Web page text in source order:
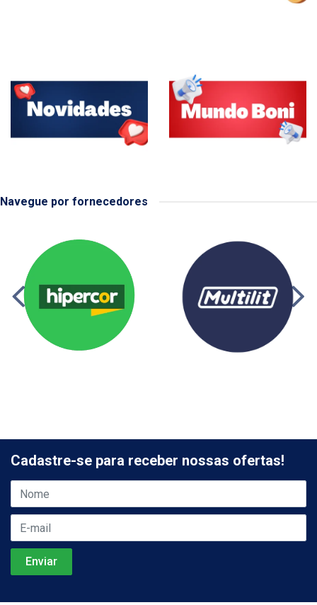
Navegue por fornecedores
Cadastre-se para receber nossas ofertas!